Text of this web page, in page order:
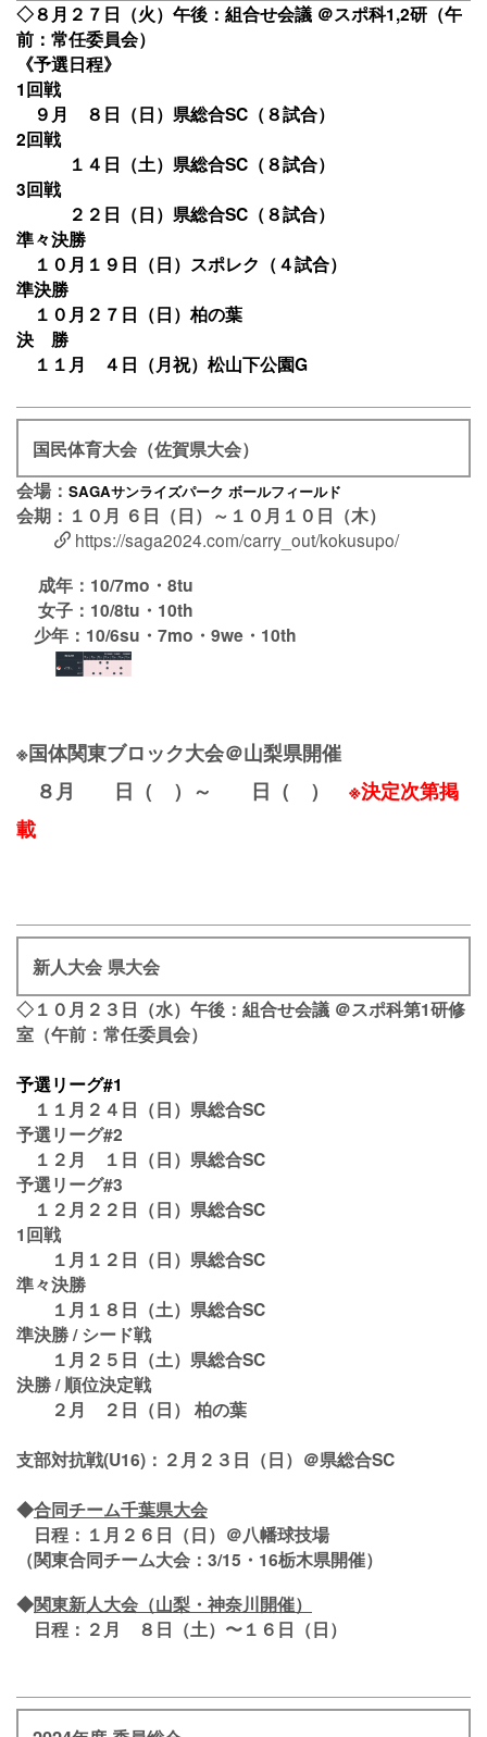
◇８月２７日（火）午後：組合せ会議 ＠スポ科1,2研（午
前：常任委員会）
《予選日程》
1回戦
９月 ８日（日）県総合SC（８試合）
2回戦
１４日（土）県総合SC（８試合）
3回戦
２２日（日）県総合SC（８試合）
準々決勝
１０月１９日（日）スポレク（４試合）
準決勝
１０月２７日（日）柏の葉
決 勝
１１月 ４日（月祝）松山下公園G
国民体育大会（佐賀県大会）
会場： SAGAサンライズパーク ボールフィールド
会期：１０月 ６日（日）～１０月１０日（木）
https://saga2024.com/carry_out/kokusupo/
成年：10/7mo・8tu
女子：10/8tu・10th
少年：10/6su・7mo・9we・10th
※国体関東ブロック大会＠山梨県開催
８月 日（ ）～ 日（ ） ※決定次第掲
載
新人大会 県大会
◇１０月２３日（水）午後：組合せ会議 ＠スポ科第1研修
室（午前：常任委員会）
予選リーグ#1
１１月２４日（日）県総合SC
予選リーグ#2
１２月 １日（日）県総合SC
予選リーグ#3
１２月２２日（日）県総合SC
1回戦
１月１２日（日）県総合SC
準々決勝
１月１８日（土）県総合SC
準決勝 / シード戦
１月２５日（土）県総合SC
決勝 / 順位決定戦
２月 ２日（日） 柏の葉
支部対抗戦(U16)：２月２３日（日）＠県総合SC
◆合同チーム千葉県大会
日程：１月２６日（日）＠八幡球技場
（関東合同チーム大会：3/15・16栃木県開催）
◆関東新人大会（山梨・神奈川開催）
日程：２月 ８日（土）〜１６日（日）